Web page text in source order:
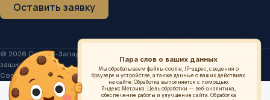
Оставить заявку
© 2026 Северо-Западный региональный центр экспертиз. Все права
защищены.
Создание и продвижение сайтов:cmediatech.ru
Пара слов о ваших данных
Мы обрабатываем файлы cookie, IP-адрес, сведения о
браузере и устройстве, а также данные о ваших действиях
на сайте. Обработка выполняется с помощью:
Яндекс.Метрика. Цель обработки — веб-аналитика,
обеспечение работы и улучшение сайта. Обработка
Политика в отношении обработки персональных данных